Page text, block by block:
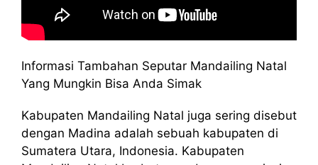
Informasi Tambahan Seputar Mandailing Natal
Yang Mungkin Bisa Anda Simak
Kabupaten Mandailing Natal juga sering disebut
dengan Madina adalah sebuah kabupaten di
Sumatera Utara, Indonesia. Kabupaten